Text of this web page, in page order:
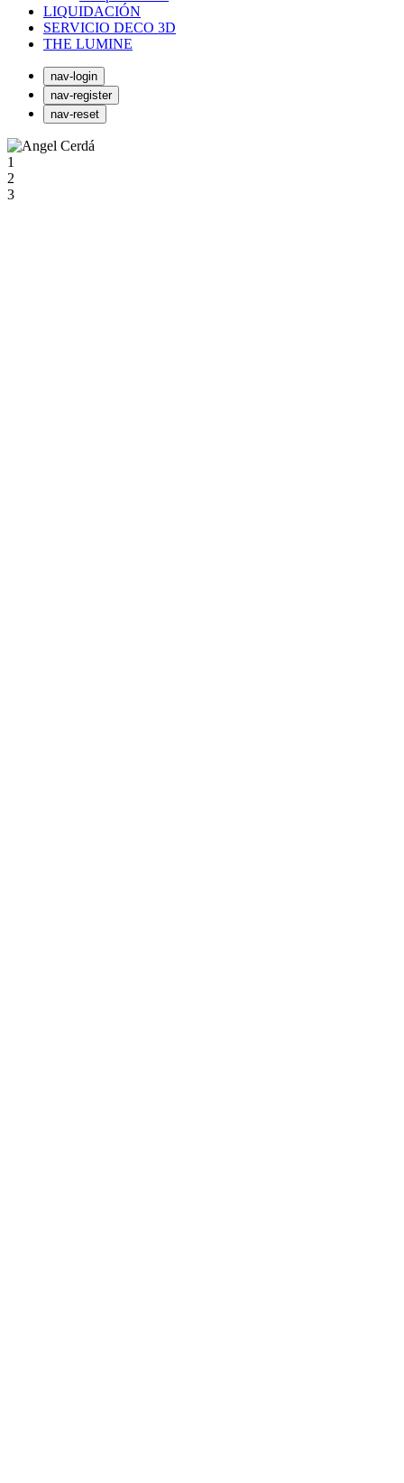
LIQUIDACIÓN
SERVICIO DECO 3D
THE LUMINE
nav-login
nav-register
nav-reset
1
2
3